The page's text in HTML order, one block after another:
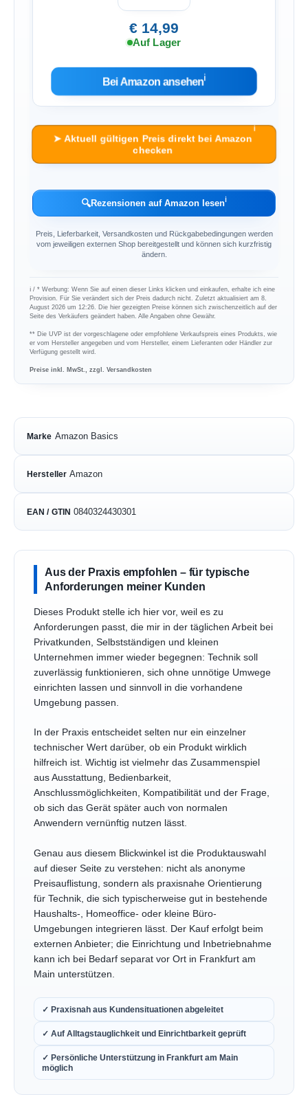
€ 14,99
Auf Lager
Bei Amazon ansehenℹ︎
➤ Aktuell gültigen Preis direkt bei Amazon
checken
ℹ︎
🔍Rezensionen auf Amazon lesenℹ︎
Preis, Lieferbarkeit, Versandkosten und Rückgabebedingungen werden
vom jeweiligen externen Shop bereitgestellt und können sich kurzfristig
ändern.
ℹ︎ / * Werbung: Wenn Sie auf einen dieser Links klicken und einkaufen, erhalte ich eine
Provision. Für Sie verändert sich der Preis dadurch nicht. Zuletzt aktualisiert am 8.
August 2026 um 12:26. Die hier gezeigten Preise können sich zwischenzeitlich auf der
Seite des Verkäufers geändert haben. Alle Angaben ohne Gewähr.
** Die UVP ist der vorgeschlagene oder empfohlene Verkaufspreis eines Produkts, wie
er vom Hersteller angegeben und vom Hersteller, einem Lieferanten oder Händler zur
Verfügung gestellt wird.
Preise inkl. MwSt., zzgl. Versandkosten
Marke Amazon Basics
Hersteller Amazon
EAN / GTIN 0840324430301
Aus der Praxis empfohlen – für typische
Anforderungen meiner Kunden
Dieses Produkt stelle ich hier vor, weil es zu
Anforderungen passt, die mir in der täglichen Arbeit bei
Privatkunden, Selbstständigen und kleinen
Unternehmen immer wieder begegnen: Technik soll
zuverlässig funktionieren, sich ohne unnötige Umwege
einrichten lassen und sinnvoll in die vorhandene
Umgebung passen.
In der Praxis entscheidet selten nur ein einzelner
technischer Wert darüber, ob ein Produkt wirklich
hilfreich ist. Wichtig ist vielmehr das Zusammenspiel
aus Ausstattung, Bedienbarkeit,
Anschlussmöglichkeiten, Kompatibilität und der Frage,
ob sich das Gerät später auch von normalen
Anwendern vernünftig nutzen lässt.
Genau aus diesem Blickwinkel ist die Produktauswahl
auf dieser Seite zu verstehen: nicht als anonyme
Preisauflistung, sondern als praxisnahe Orientierung
für Technik, die sich typischerweise gut in bestehende
Haushalts-, Homeoffice- oder kleine Büro-
Umgebungen integrieren lässt. Der Kauf erfolgt beim
externen Anbieter; die Einrichtung und Inbetriebnahme
kann ich bei Bedarf separat vor Ort in Frankfurt am
Main unterstützen.
✓ Praxisnah aus Kundensituationen abgeleitet
✓ Auf Alltagstauglichkeit und Einrichtbarkeit geprüft
✓ Persönliche Unterstützung in Frankfurt am Main
möglich